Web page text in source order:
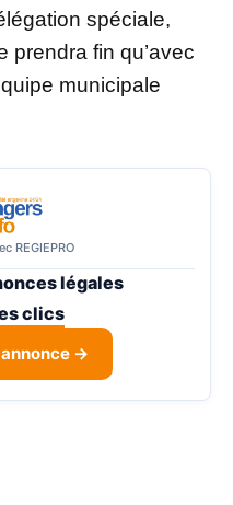
spéciale,
prendra fin qu’avec
municipale
REGIEPRO
légales
clics
→